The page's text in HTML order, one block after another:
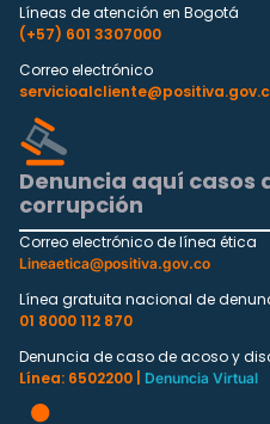
Líneas de atención en Bogotá
(+57) 601 3307000
Correo electrónico
Denuncia aquí casos
corrupción
Correo electrónico de línea ética
Lineaetica@positiva.gov.co
Línea gratuita nacional de
01 8000 112 870
Denuncia de caso de acoso y
Línea: 6502200 |
Denuncia Virtual